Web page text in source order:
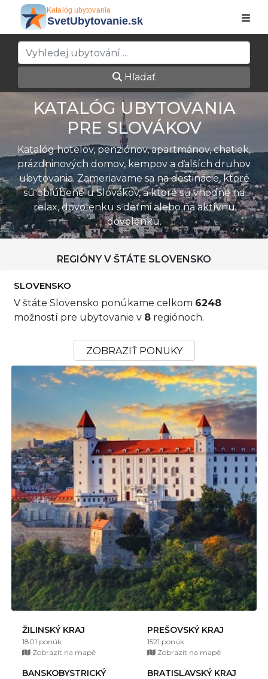
Hľadať
KATALÓG UBYTOVANIA
PRE SLOVÁKOV
Katalóg hotelov, penziónov, apartmánov, chatiek,
prázdninových domov, kempov a ďalších druhov
ubytovania. Zameriavame sa na destinácie, ktoré
sú obľúbené u Slovákov, a ktoré sú vhodné na
relax, dovolenku s deťmi alebo na aktívnu
dovolenku.
REGIÓNY V ŠTÁTE SLOVENSKO
SLOVENSKO
V štáte Slovensko ponúkame celkom 6248
možností pre ubytovanie v 8 regiónoch.
ZOBRAZIŤ PONUKY
ŽILINSKÝ KRAJ
1801 ponúk
Zobrazit na mapě
PREŠOVSKÝ KRAJ
1521 ponúk
Zobrazit na mapě
BANSKOBYSTRICKÝ
BRATISLAVSKÝ KRAJ